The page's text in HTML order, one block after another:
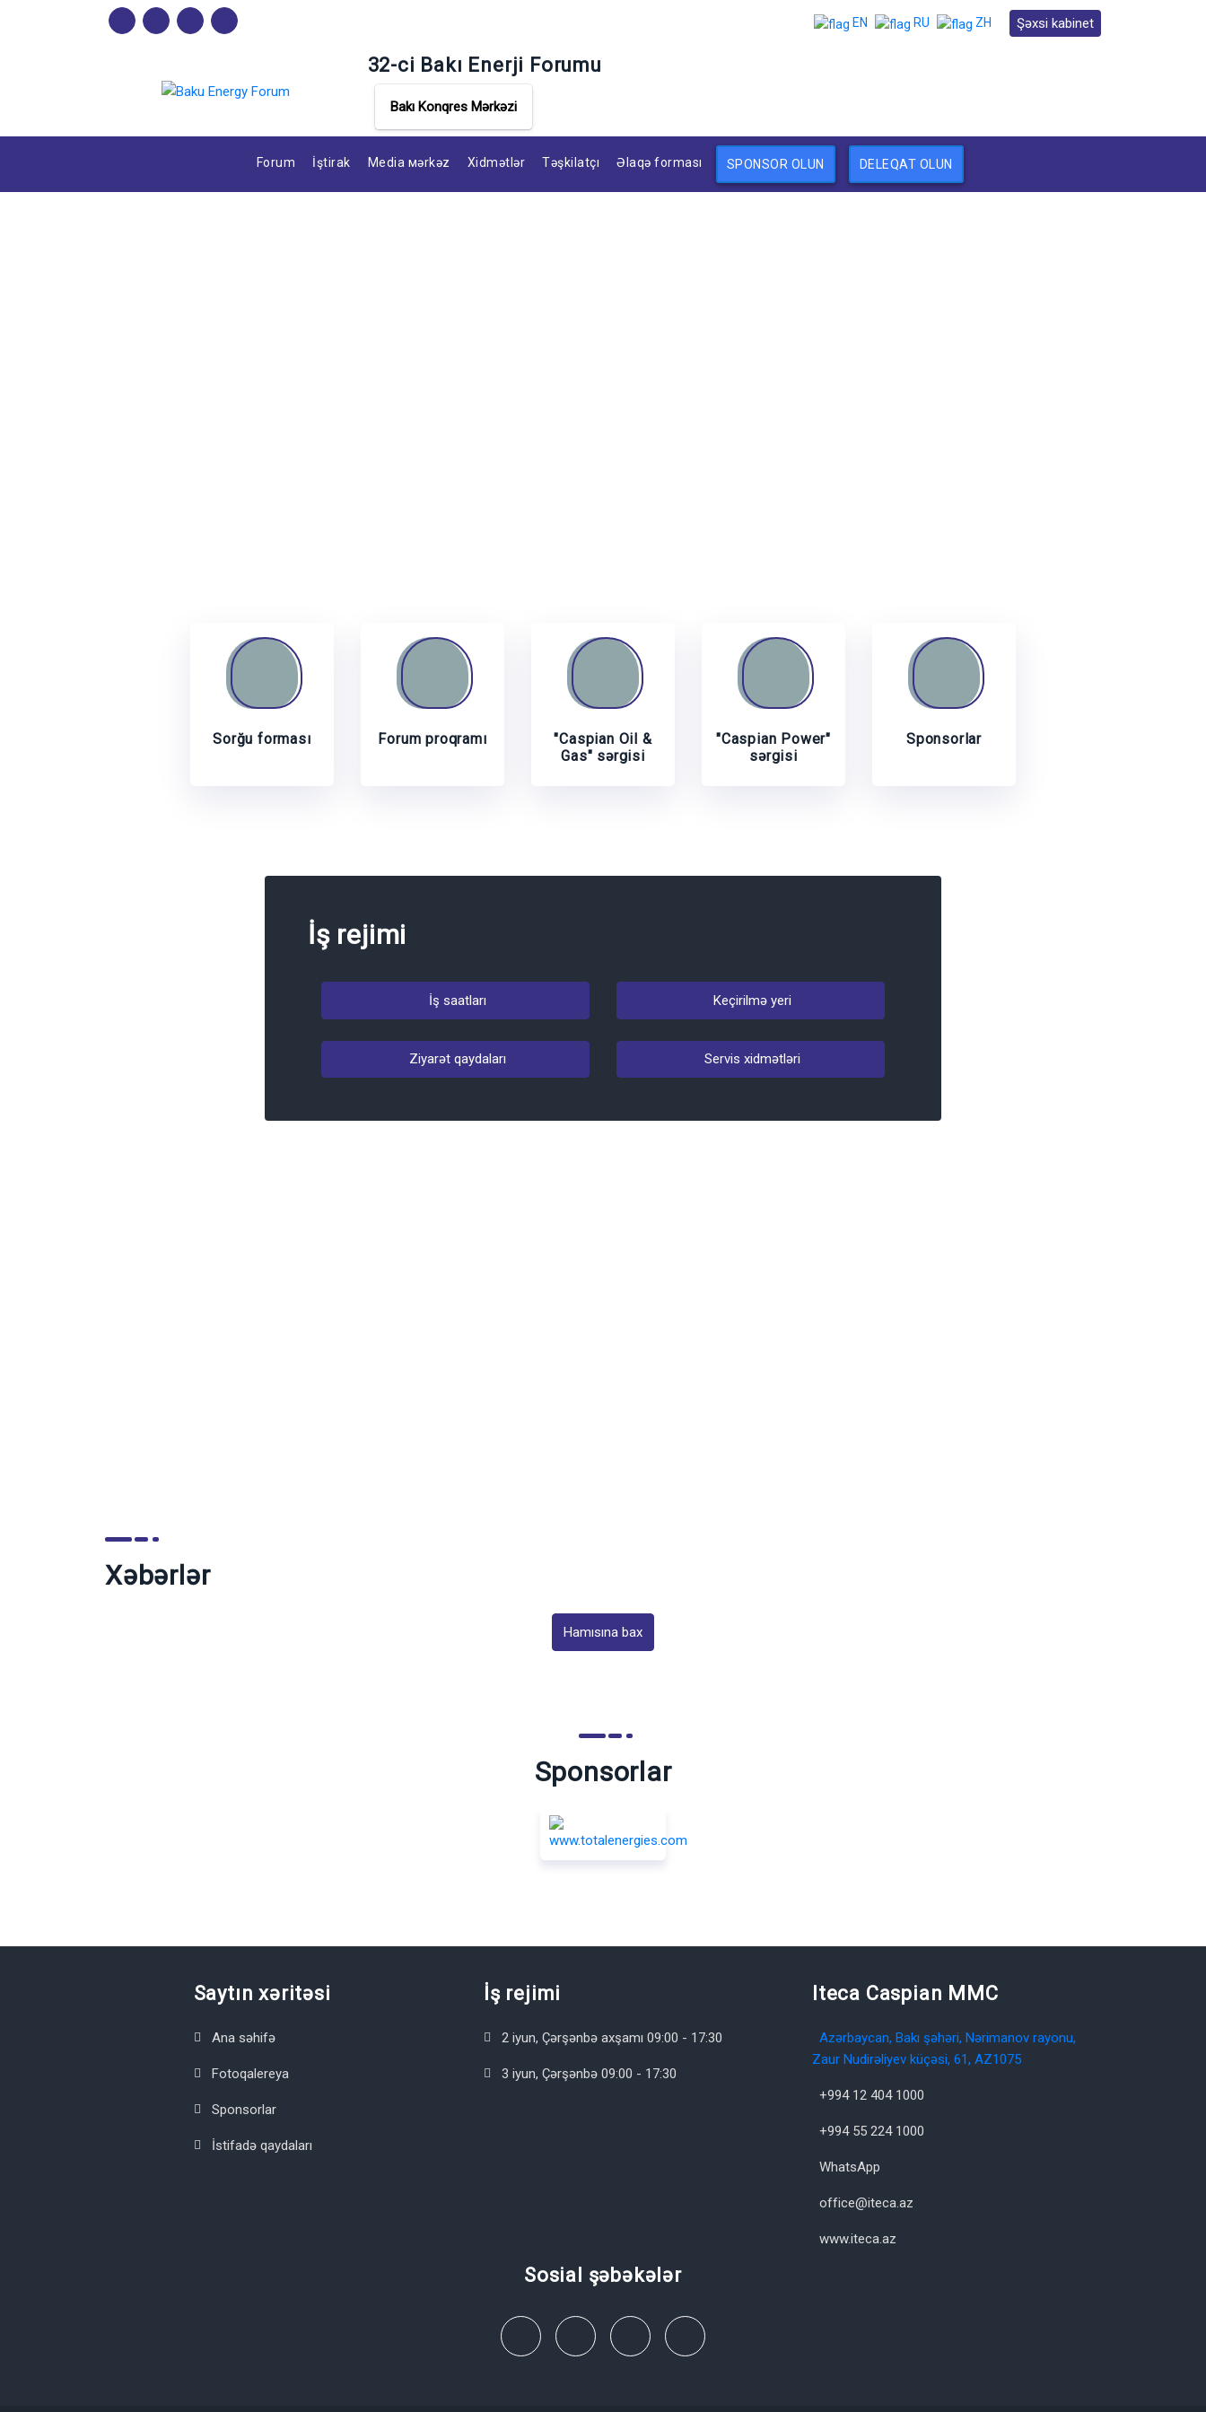
EN RU ZH Şəxsi kabinet
32-ci Bakı Enerji Forumu
Bakı Konqres Mərkəzi
Forum İştirak Media мərkəz Xidmətlər Təşkilatçı Əlaqə forması SPONSOR OLUN DELEQAT OLUN
Sorğu forması Forum proqramı
"Caspian Oil &
Gas" sərgisi
"Caspian Power"
sərgisi
Sponsorlar
İş rejimi
İş saatları Keçirilmə yeri
Ziyarət qaydaları Servis xidmətləri
Xəbərlər
Hamısına bax
Sponsorlar
Saytın xəritəsi
Ana səhifə
Fotoqalereya
Sponsorlar
İstifadə qaydaları
İş rejimi
2 iyun, Çərşənbə axşamı 09:00 - 17:30
3 iyun, Çərşənbə 09:00 - 17:30
Iteca Caspian MMC
Azərbaycan, Bakı şəhəri, Nərimanov rayonu,
Zaur Nudirəliyev küçəsi, 61, AZ1075
+994 12 404 1000
+994 55 224 1000
WhatsApp
office@iteca.az
www.iteca.az
Sosial şəbəkələr